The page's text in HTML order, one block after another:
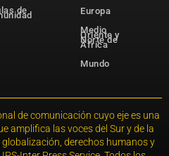
de
Europa
Medio
Oriente y
Norte de
África
Mundo
de comunicación cuyo eje es una
amplifica las voces del Sur y de la
derechos humanos y